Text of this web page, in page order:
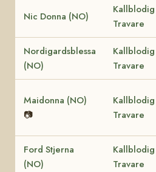
Nic Donna (NO)
Kallblodig
Travare
Nordigardsblessa
(NO)
Kallblodig
Travare
Maidonna (NO)
📷
Kallblodig
Travare
Ford Stjerna
(NO)
Kallblodig
Travare